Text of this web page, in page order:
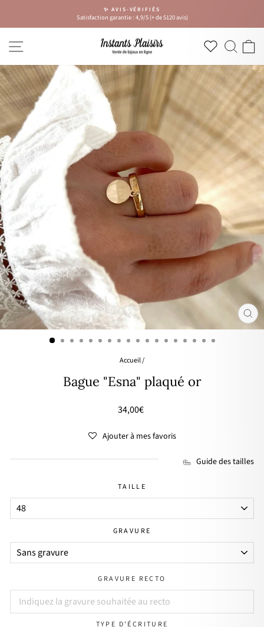
contenu
Diaporama
Pause
✨ AVIS-VÉRIFIÉS
Satisfaction garantie : 4,9/5 (+ de 5120 avis)
Accueil/
Bague "Esna" plaqué or
Prix
34,00€
Ajouter à mes favoris
Guide des tailles
TAILLE
GRAVURE
GRAVURE RECTO
TYPE D'ÉCRITURE